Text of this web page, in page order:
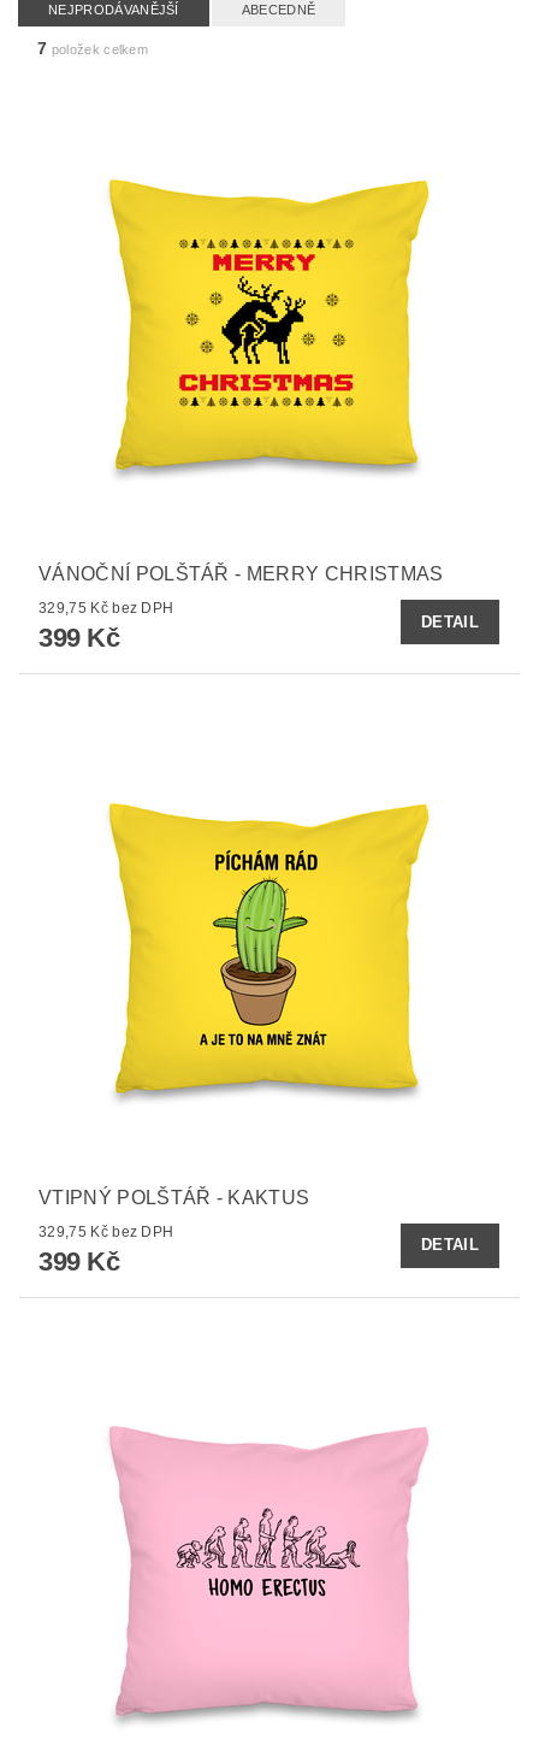
NEJPRODÁVANĚJŠÍ ABECEDNĚ
7 položek celkem
VÁNOČNÍ POLŠTÁŘ - MERRY CHRISTMAS
329,75 Kč bez DPH
399 Kč
DETAIL
VTIPNÝ POLŠTÁŘ - KAKTUS
329,75 Kč bez DPH
399 Kč
DETAIL